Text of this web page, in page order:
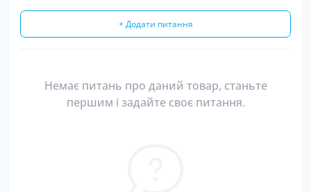
+ Додати питання
Немає питань про даний товар, станьте
першим і задайте своє питання.